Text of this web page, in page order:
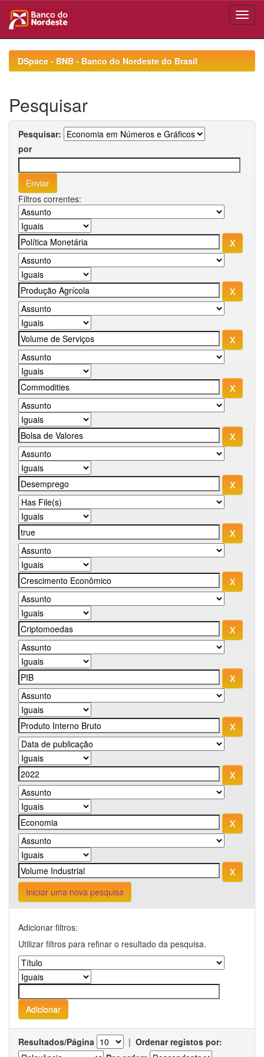
navigationDSpace - BNB - Banco do Nordeste do Brasil
Pesquisar
Pesquisar:
por
Filtros correntes:
Iniciar uma nova pesquisa
Adicionar filtros:
Utilizar filtros para refinar o resultado da pesquisa.
Resultados/Página | Ordenar registos por: